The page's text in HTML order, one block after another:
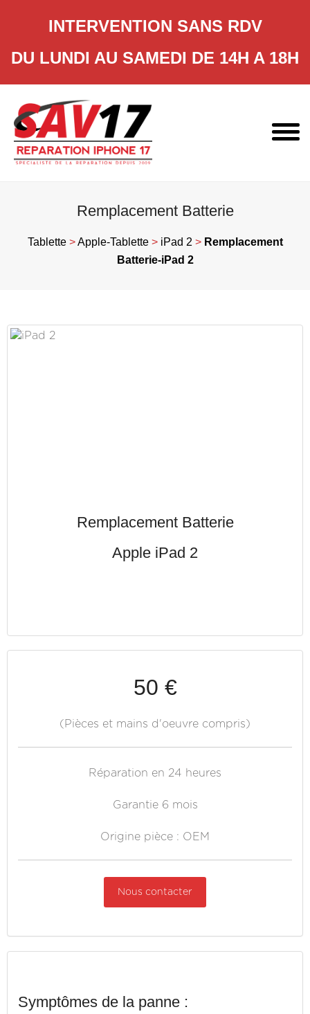
INTERVENTION SANS RDV
DU LUNDI AU SAMEDI DE 14H A 18H
content
Remplacement Batterie
Tablette>Apple-Tablette> iPad 2 > Remplacement
Batterie-iPad 2
Remplacement Batterie
Apple iPad 2
50 €
(Pièces et mains d'oeuvre compris)
Réparation en 24 heures
Garantie 6 mois
Origine pièce : OEM
Nous contacter
Symptômes de la panne :